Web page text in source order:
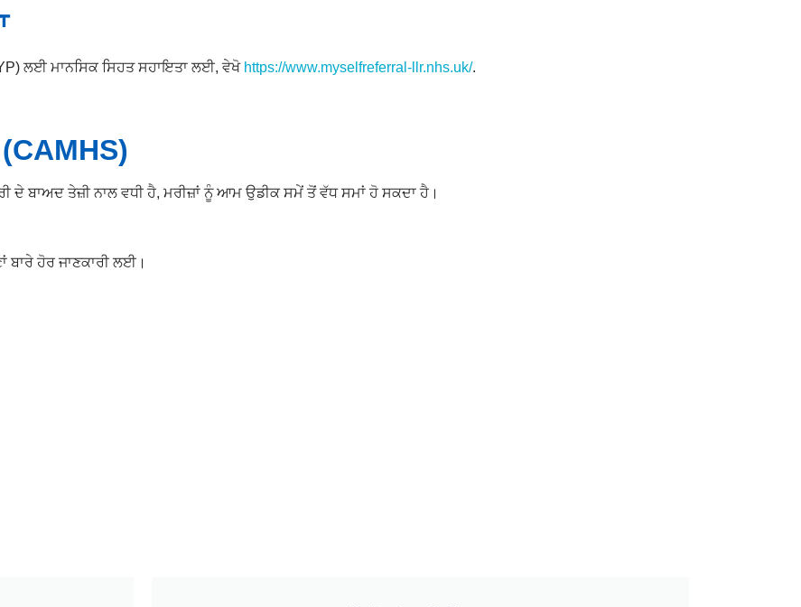
ਲਈ ਮਾਨਸਿਕ ਸਿਹਤ ਸਹਾਇਤਾ ਲਈ, ਵੇਖੋ https://www.myselfreferral-llr.nhs.uk/.
ਦੇ ਬਾਅਦ ਤੇਜ਼ੀ ਨਾਲ ਵਧੀ ਹੈ, ਮਰੀਜ਼ਾਂ ਨੂੰ ਆਮ ਉਡੀਕ ਸਮੇਂ ਤੋਂ ਵੱਧ ਸਮਾਂ ਹੋ ਸਕਦਾ ਹੈ।
ਹੋਰ ਜਾਣਕਾਰੀ ਲਈ।